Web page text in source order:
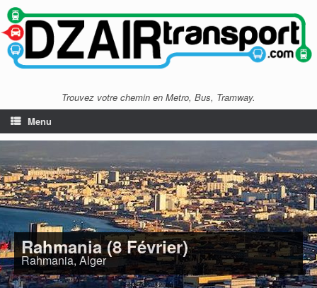
Trouvez votre chemin en Metro, Bus, Tramway.
Menu
Rahmania (8 Février)
Rahmania, Alger